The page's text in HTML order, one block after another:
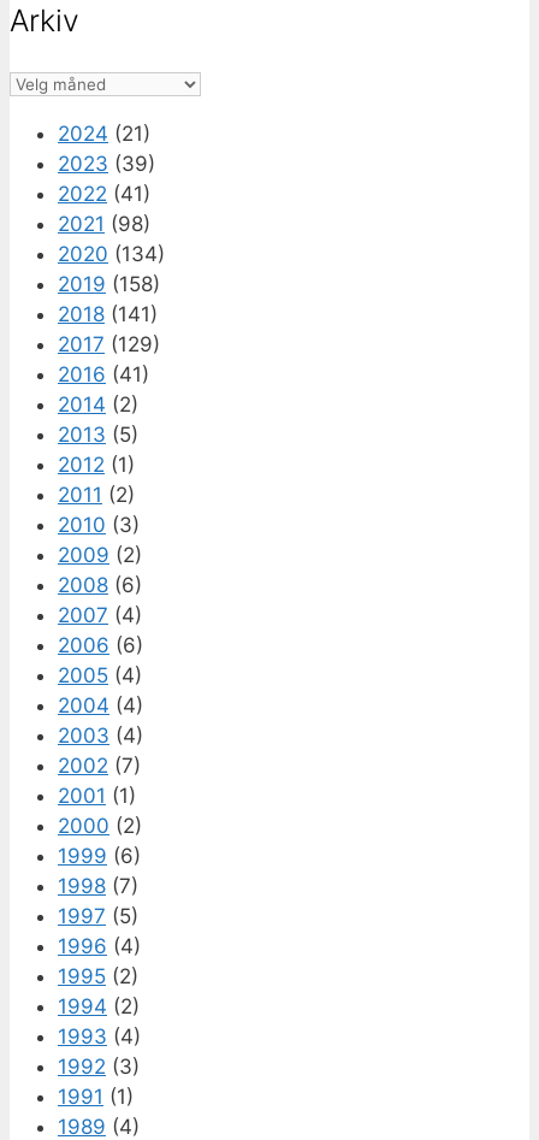
Arkiv
Arkiv
2024 (21)
2023 (39)
2022 (41)
2021 (98)
2020 (134)
2019 (158)
2018 (141)
2017 (129)
2016 (41)
2014 (2)
2013 (5)
2012 (1)
2011 (2)
2010 (3)
2009 (2)
2008 (6)
2007 (4)
2006 (6)
2005 (4)
2004 (4)
2003 (4)
2002 (7)
2001 (1)
2000 (2)
1999 (6)
1998 (7)
1997 (5)
1996 (4)
1995 (2)
1994 (2)
1993 (4)
1992 (3)
1991 (1)
1989 (4)